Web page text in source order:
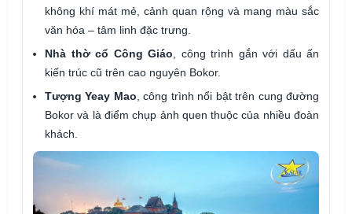
không khí mát mẻ, cảnh quan rộng và mang màu sắc
văn hóa – tâm linh đặc trưng.
Nhà thờ cổ Công Giáo , công trình gắn với dấu ấn
kiến trúc cũ trên cao nguyên Bokor.
Tượng Yeay Mao , công trình nổi bật trên cung đường
Bokor và là điểm chụp ảnh quen thuộc của nhiều đoàn
khách.